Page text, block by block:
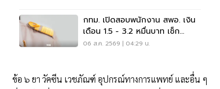
กทม. เปิดสอบพนักงาน สพอ. เงิน
เดือน 1.5 - 3.2 หมื่นบาท เช็ก
เงื่อนไข-วิธีสมัครที่นี่
06 ส.ค. 2569 | 04:29 น.
ข้อ ๖ ยา วัคซีน เวชภัณฑ์ อุปกรณ์ทางการแพทย์ และอื่น ๆ